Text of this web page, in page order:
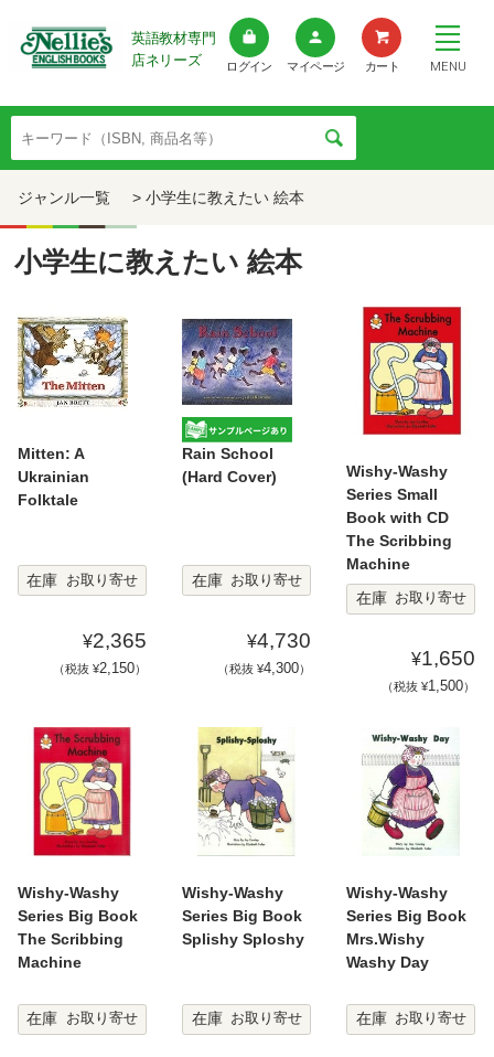
英語教材専門
店ネリーズ
ログイン マイページ カート MENU
ジャンル一覧 > 小学生に教えたい 絵本
小学生に教えたい 絵本
Mitten: A
Ukrainian
Folktale
在庫 お取り寄せ
¥2,365
（税抜 ¥2,150）
Rain School
(Hard Cover)
在庫 お取り寄せ
¥4,730
（税抜 ¥4,300）
Wishy-Washy
Series Small
Book with CD
The Scribbing
Machine
在庫
お取り寄せ
¥1,650
（税抜 ¥1,500）
Wishy-Washy
Series Big Book
The Scribbing
Machine
在庫 お取り寄せ
Wishy-Washy
Series Big Book
Splishy Sploshy
在庫 お取り寄せ
Wishy-Washy
Series Big Book
Mrs.Wishy
Washy Day
在庫 お取り寄せ